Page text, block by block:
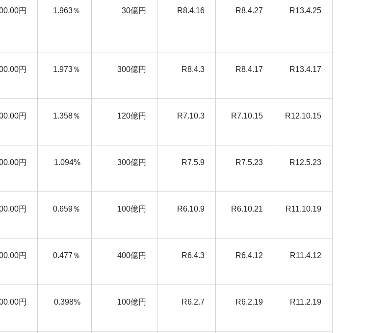
円 1.963％ 30億円 R8.4.16 R8.4.27 R13.4.25
円 1.973％ 300億円 R8.4.3 R8.4.17 R13.4.17
円 1.358％ 120億円 R7.10.3 R7.10.15 R12.10.15
円 1.094% 300億円 R7.5.9 R7.5.23 R12.5.23
円 0.659％ 100億円 R6.10.9 R6.10.21 R11.10.19
円 0.477％ 400億円 R6.4.3 R6.4.12 R11.4.12
円 0.398% 100億円 R6.2.7 R6.2.19 R11.2.19